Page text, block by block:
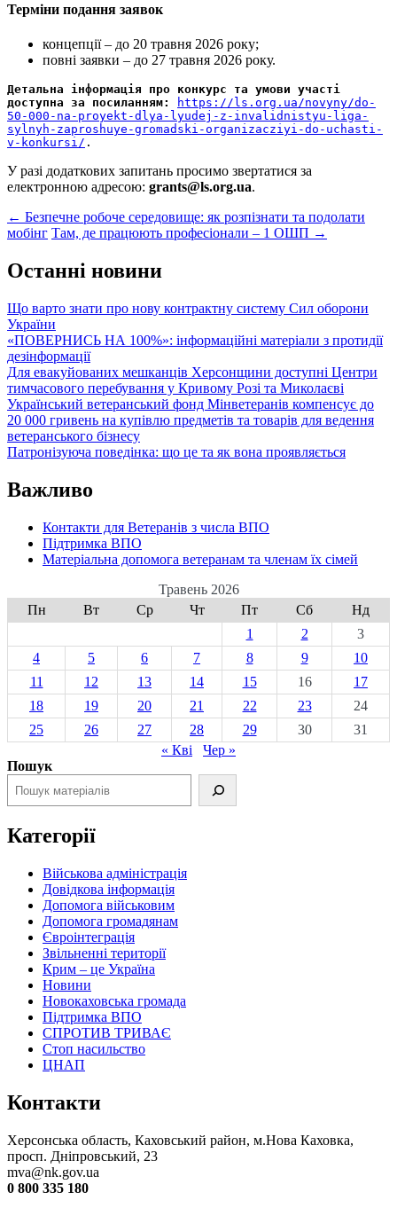
Терміни подання заявок
концепції – до 20 травня 2026 року;
повні заявки – до 27 травня 2026 року.
Детальна інформація про конкурс та умови участі
доступна за посиланням:
https://ls.org.ua/novyny/do-
50-000-na-proyekt-dlya-lyudej-z-invalidnistyu-liga-
sylnyh-zaproshuye-gromadski-organizacziyi-do-uchasti-
v-konkursi/ .
У разі додаткових запитань просимо звертатися за
електронною адресою: grants@ls.org.ua.
Post
navigation
← Безпечне робоче середовище: як розпізнати та подолати
мобінг Там, де працюють професіонали – 1 ОШП →
Останні новини
Що варто знати про нову контрактну систему Сил оборони
України
«ПОВЕРНИСЬ НА 100%»: інформаційні матеріали з протидії
дезінформації
Для евакуйованих мешканців Херсонщини доступні Центри
тимчасового перебування у Кривому Розі та Миколаєві
Український ветеранський фонд Мінветеранів компенсує до
20 000 гривень на купівлю предметів та товарів для ведення
ветеранського бізнесу
Патронізуюча поведінка: що це та як вона проявляється
Важливо
Контакти для Ветеранів з числа ВПО
Підтримка ВПО
Матеріальна допомога ветеранам та членам їх сімей
Травень 2026
Пн
Вт Ср Чт Пт Сб
Нд
1
2
3
4
5 6 7 8 9
10
11
12 13 14 15 16
17
18
19 20 21 22 23
24
25
26 27 28 29 30
31
« Кві
Чер »
Пошук
Категорії
Військова адміністрація
Довідкова інформація
Допомога військовим
Допомога громадянам
Євроінтеграція
Звільненні території
Крим – це Україна
Новини
Новокаховська громада
Підтримка ВПО
СПРОТИВ ТРИВАЄ
Стоп насильство
ЦНАП
Контакти
Херсонська область, Каховський район, м.Нова Каховка,
просп. Дніпровський, 23
mva@nk.gov.ua
0 800 335 180